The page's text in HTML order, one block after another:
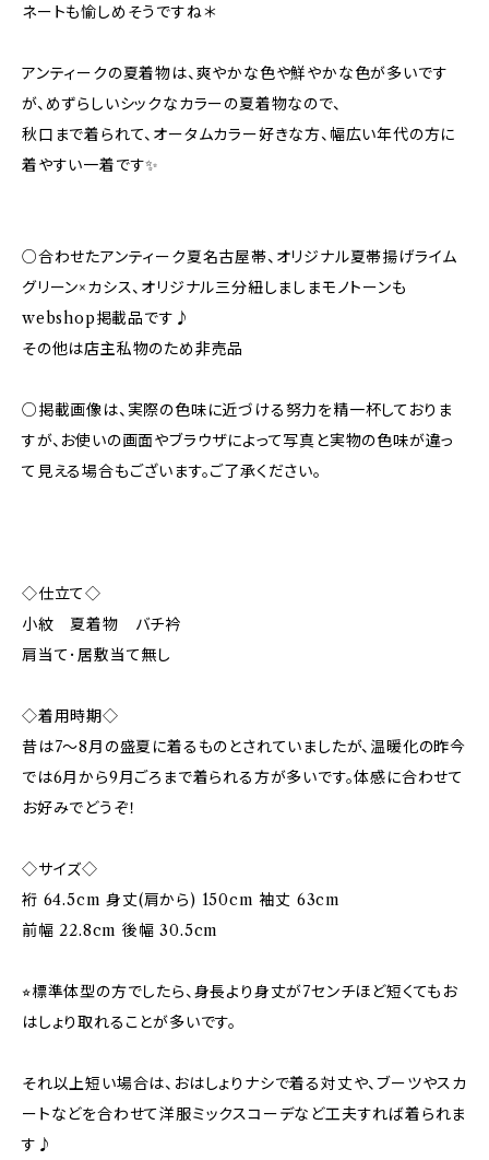
ネートも愉しめそうですね＊
アンティークの夏着物は、爽やかな色や鮮やかな色が多いです
が、めずらしいシックなカラーの夏着物なので、
秋口まで着られて、オータムカラー好きな方、幅広い年代の方に
着やすい一着です✨️
○合わせたアンティーク夏名古屋帯、オリジナル夏帯揚げライム
グリーン×カシス、オリジナル三分紐しましまモノトーンも
webshop掲載品です♪
その他は店主私物のため非売品
○掲載画像は、実際の色味に近づける努力を精一杯しておりま
すが、お使いの画面やブラウザによって写真と実物の色味が違っ
て見える場合もございます。ご了承ください。
◇仕立て◇
小紋 夏着物 バチ衿
肩当て･居敷当て無し
◇着用時期◇
昔は7〜8月の盛夏に着るものとされていましたが、温暖化の昨今
では6月から9月ごろまで着られる方が多いです。体感に合わせて
お好みでどうぞ！
◇サイズ◇
裄 64.5cm 身丈(肩から) 150cm 袖丈 63cm
前幅 22.8cm 後幅 30.5cm
⭐︎標準体型の方でしたら、身長より身丈が7センチほど短くてもお
はしょり取れることが多いです。
それ以上短い場合は、おはしょりナシで着る対丈や、ブーツやスカ
ートなどを合わせて洋服ミックスコーデなど工夫すれば着られま
す♪